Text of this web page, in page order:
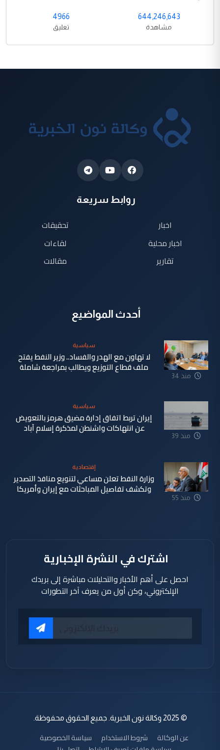
644,246,643
مشاهدة
4966
تعليق
روابط سريعة
اخبار
اخبار محلية
تقارير
تحقيقات
لقاءات
مقالات
أحدث المواضيع
منذ 34
سياسية
لا تهاون مع الهدر والفساد.. وزير النفط يفتح
ملف قطاع التوزيع ويطالب بمراجعة شاملة
منذ 39
سياسية
إيران تربط اتفاق إدارة مضيق هرمز بالتعويض
عن انتهاكات واشنطن لمذكرة إسلام آباد
منذ 55
إقتصادية
وزارة النفط تعلن مساعي لتنويع منافذ التصدير
وتكشف تفاصيل المباحثات مع إيران وأمريكا
اشترك في النشرة الإخبارية
احصل على أهم الأخبار والتحليلات مباشرة إلى بريدك
الإلكتروني، وكن أول من يعرف آخر التطورات
© 2025 وكالة نون الخبرية. جميع الحقوق محفوظة.
عن الوكالة شروط الاستخدام
سياسة الخصوصية